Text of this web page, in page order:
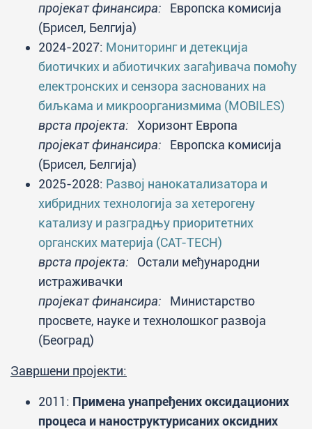
пројекат финансира: Европска комисија
(Брисел, Белгија)
2024-2027: Мониторинг и детекција
биотичких и абиотичких загађивача помоћу
електронских и сензора заснованих на
биљкама и микроорганизмима (MOBILES)
врста пројекта: Хоризонт Европа
пројекат финансира: Европска комисија
(Брисел, Белгија)
2025-2028: Развој нанокатализатора и
хибридних технологија за хетерогену
катализу и разградњу приоритетних
органских материја (CAT-TECH)
врста пројекта: Остали међународни
истраживачки
пројекат финансира: Министарство
просвете, науке и технолошког развоја
(Београд)
Завршени пројекти:
2011: Примена унапређених оксидационих
процеса и наноструктурисаних оксидних